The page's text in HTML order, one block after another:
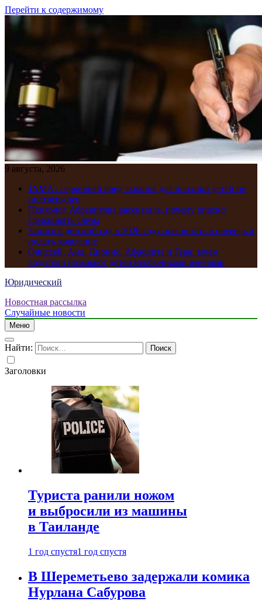
Перейти к содержимому
9 августа, 2026
JAMA : серьезный вред экранов для психики детей не
подтвержден
Психолог Абравитова рассказала, почему опасно
сдерживать слезы
Запись в детский сад в 2026 году: как встать в очередь и
подать заявление
Одиссей, Аид, Дионис, Афродита и Гера: зачем
родители называют детей необычными именами
Юридический
Новостная рассылка
Случайные новости
Меню
Найти:
Заголовки
Туриста ранили ножом
и выбросили из машины
в Таиланде
1 год спустя1 год спустя
В Шереметьево задержали комика
Нурлана Сабурова